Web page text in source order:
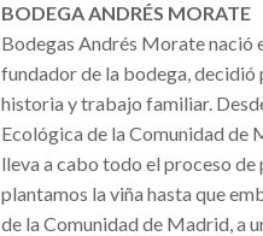
BODEGA ANDRÉS MORATE
Bodegas Andrés Morate nació
fundador de la bodega, decidió
historia y trabajo familiar.
Ecológica de la Comunidad de
lleva a cabo todo el proceso
plantamos la viña hasta que
de la Comunidad de Madrid, a